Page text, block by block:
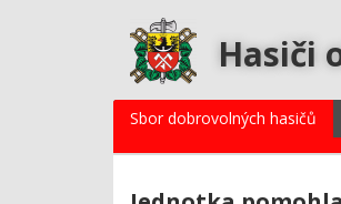
Hasiči
Sbor dobrovolných hasičů